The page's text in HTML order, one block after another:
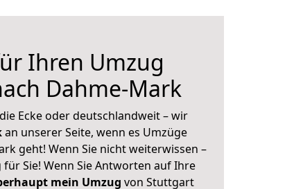
Ihren Umzug
Dahme-Mark
Ecke oder deutschlandweit – wir
an unserer Seite, wenn es Umzüge
geht! Wenn Sie nicht weiterwissen –
Sie! Wenn Sie Antworten auf Ihre
mein Umzug von Stuttgart